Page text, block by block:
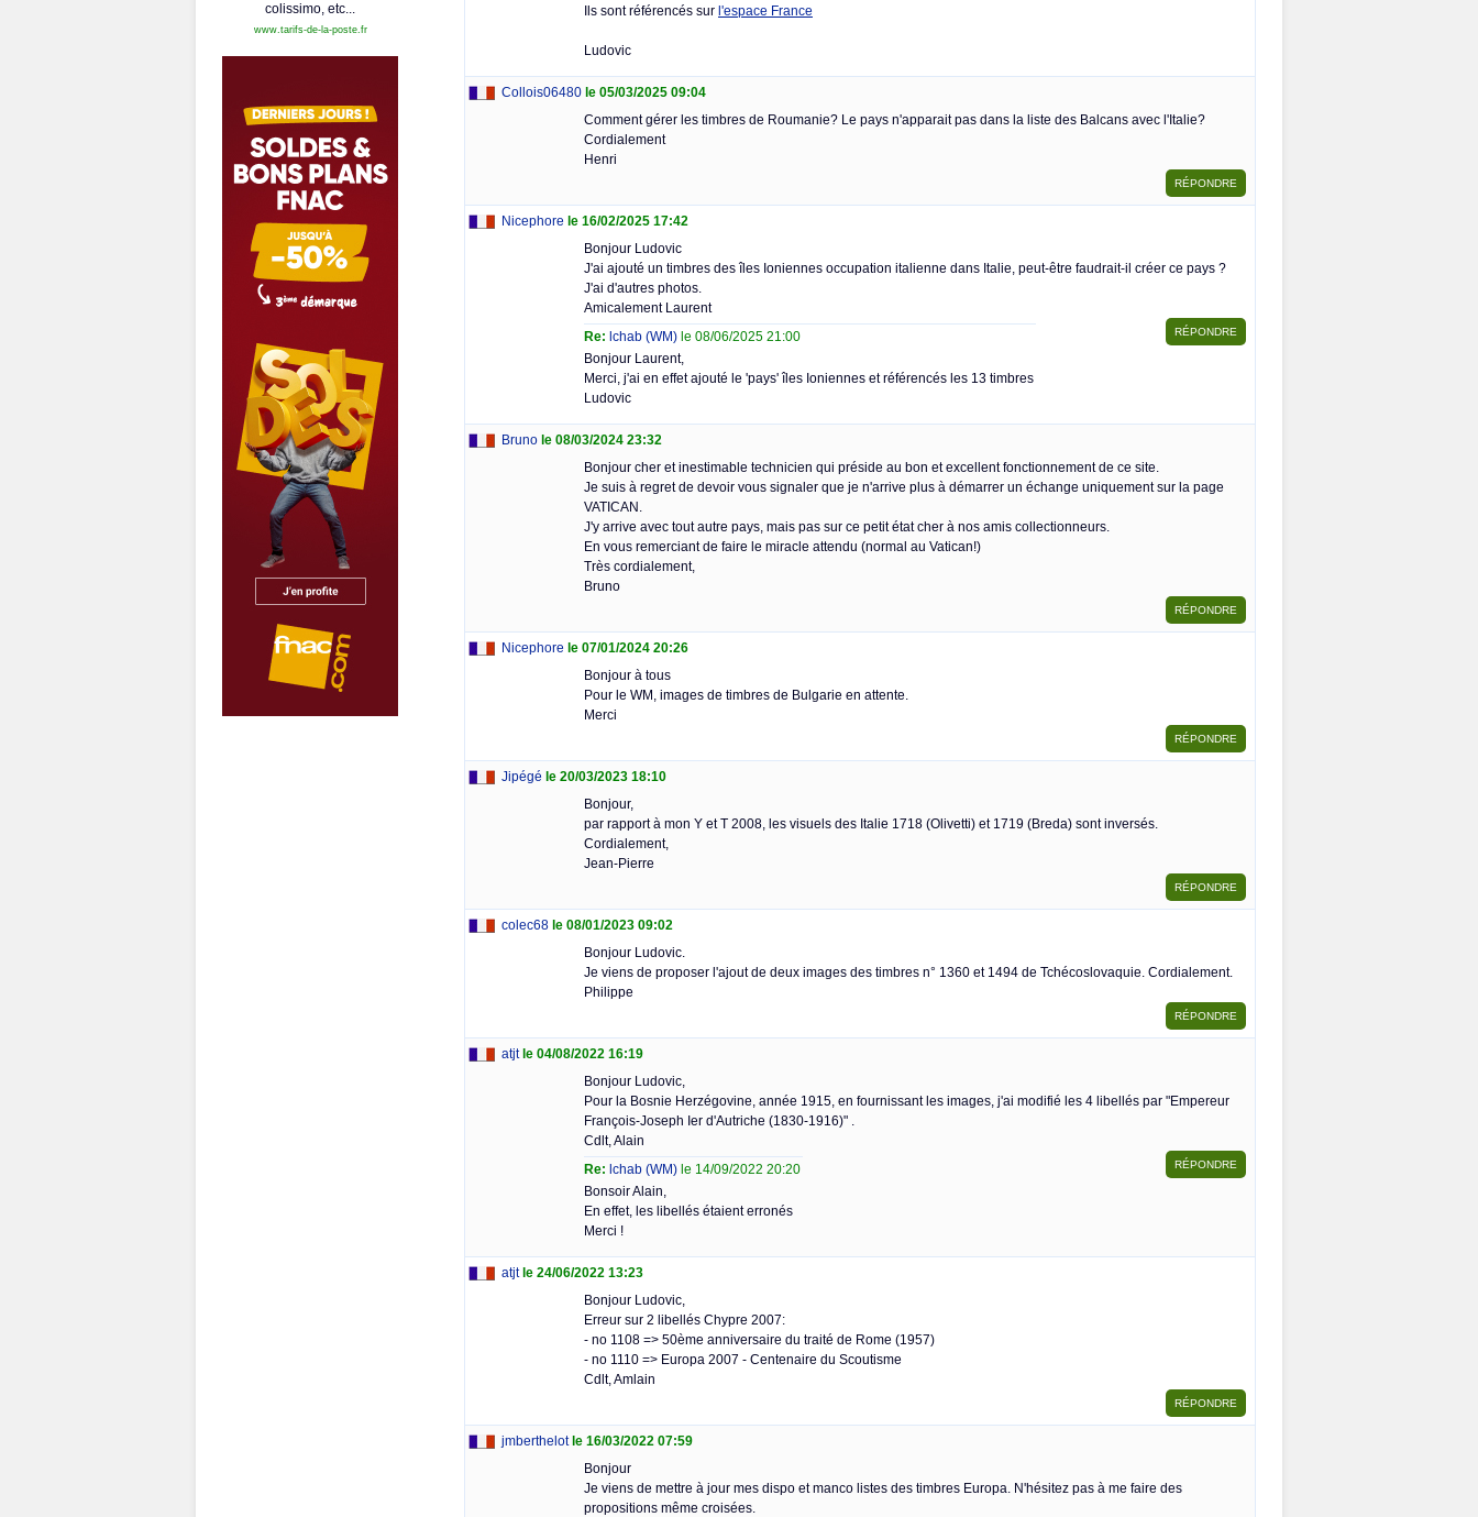
colissimo, etc...
www.tarifs-de-la-poste.fr
Ils sont référencés sur l'espace France
Ludovic
Collois06480 le 05/03/2025 09:04
Comment gérer les timbres de Roumanie? Le pays n'apparait pas dans la liste des Balcans avec l'Italie?
Cordialement
Henri
Nicephore le 16/02/2025 17:42
Bonjour Ludovic
J'ai ajouté un timbres des îles Ioniennes occupation italienne dans Italie, peut-être faudrait-il créer ce pays ?
J'ai d'autres photos.
Amicalement Laurent
Re: lchab (WM) le 08/06/2025 21:00
Bonjour Laurent,
Merci, j'ai en effet ajouté le 'pays' îles Ioniennes et référencés les 13 timbres
Ludovic
Bruno le 08/03/2024 23:32
Bonjour cher et inestimable technicien qui préside au bon et excellent fonctionnement de ce site.
Je suis à regret de devoir vous signaler que je n'arrive plus à démarrer un échange uniquement sur la page
VATICAN.
J'y arrive avec tout autre pays, mais pas sur ce petit état cher à nos amis collectionneurs.
En vous remerciant de faire le miracle attendu (normal au Vatican!)
Très cordialement,
Bruno
Nicephore le 07/01/2024 20:26
Bonjour à tous
Pour le WM, images de timbres de Bulgarie en attente.
Merci
Jipégé le 20/03/2023 18:10
Bonjour,
par rapport à mon Y et T 2008, les visuels des Italie 1718 (Olivetti) et 1719 (Breda) sont inversés.
Cordialement,
Jean-Pierre
colec68 le 08/01/2023 09:02
Bonjour Ludovic.
Je viens de proposer l'ajout de deux images des timbres n° 1360 et 1494 de Tchécoslovaquie. Cordialement.
Philippe
atjtle 04/08/2022 16:19
Bonjour Ludovic,
Pour la Bosnie Herzégovine, année 1915, en fournissant les images, j'ai modifié les 4 libellés par "Empereur
François-Joseph Ier d'Autriche (1830-1916)" .
Cdlt, Alain
Re: lchab (WM) le 14/09/2022 20:20
Bonsoir Alain,
En effet, les libellés étaient erronés
Merci !
atjtle 24/06/2022 13:23
Bonjour Ludovic,
Erreur sur 2 libellés Chypre 2007:
- no 1108 => 50ème anniversaire du traité de Rome (1957)
- no 1110 => Europa 2007 - Centenaire du Scoutisme
Cdlt, Amlain
jmberthelotle 16/03/2022 07:59
Bonjour
Je viens de mettre à jour mes dispo et manco listes des timbres Europa. N'hésitez pas à me faire des
propositions même croisées.